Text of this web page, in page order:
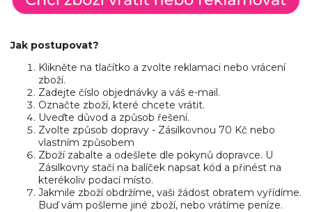
Jak postupovat?
Klikněte na tlačítko a zvolte reklamaci nebo vrácení
zboží.
Zadejte číslo objednávky a váš e-mail.
Označte zboží, které chcete vrátit.
Uveďte důvod a způsob řešení.
Zvolte způsob dopravy - Zásilkovnou 70 Kč nebo
vlastním způsobem
Zboží zabalte a odešlete dle pokynů dopravce. U
Zásilkovny stačí na balíček napsat kód a přinést na
kterékoliv podací místo.
Jakmile zboží obdržíme, vaši žádost obratem vyřídíme.
Buď vám pošleme jiné zboží, nebo vrátíme peníze.